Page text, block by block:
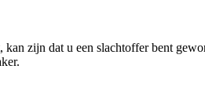
zijn dat u een slachtoffer bent